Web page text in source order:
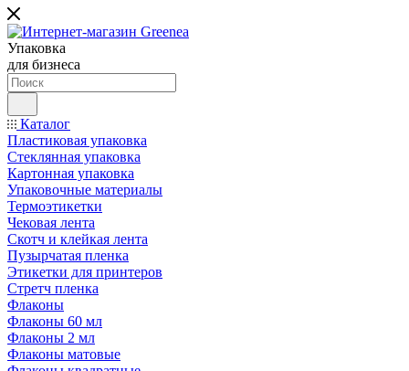
Упаковка
для бизнеса
Каталог
Пластиковая упаковка
Стеклянная упаковка
Картонная упаковка
Упаковочные материалы
Термоэтикетки
Чековая лента
Скотч и клейкая лента
Пузырчатая пленка
Этикетки для принтеров
Стретч пленка
Флаконы
Флаконы 60 мл
Флаконы 2 мл
Флаконы матовые